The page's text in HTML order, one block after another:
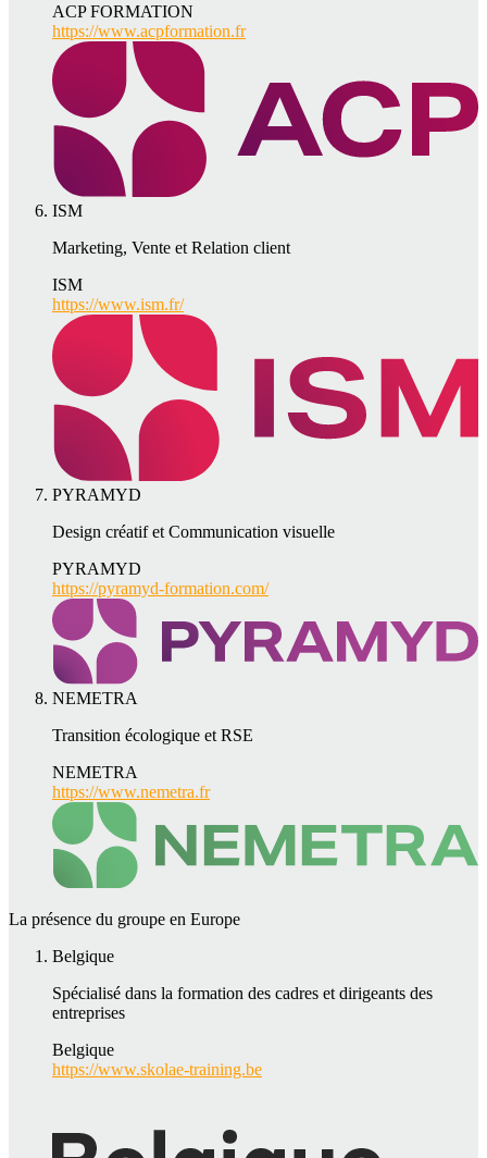
ACP FORMATION
https://www.acpformation.fr
ISM
Marketing, Vente et Relation client
ISM
https://www.ism.fr/
PYRAMYD
Design créatif et Communication visuelle
PYRAMYD
https://pyramyd-formation.com/
NEMETRA
Transition écologique et RSE
NEMETRA
https://www.nemetra.fr
La présence du groupe en Europe
Belgique
Spécialisé dans la formation des cadres et dirigeants des
entreprises
Belgique
https://www.skolae-training.be